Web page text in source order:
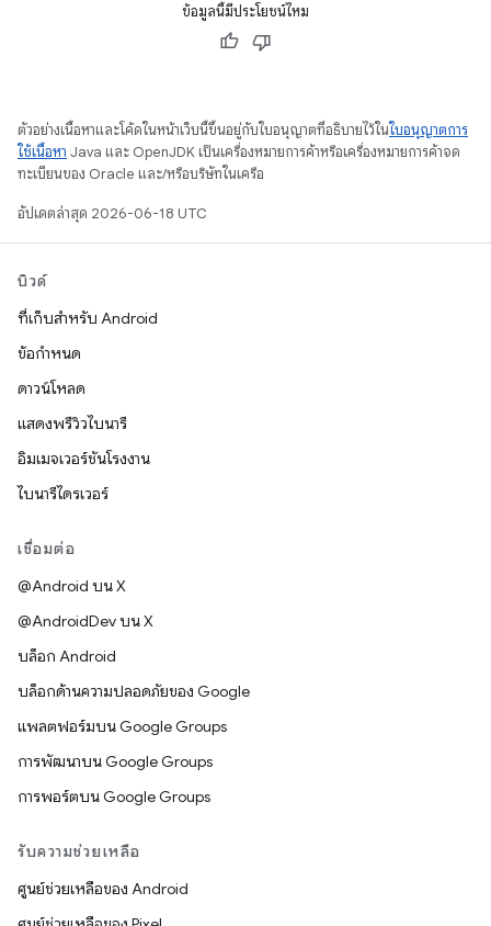
ข้อมูลนี้มีประโยชน์ไหม
ตัวอย่างเนื้อหาและโค้ดในหน้าเว็บนี้ขึ้นอยู่กับใบอนุญาตที่อธิบายไว้ในใบอนุญาตการ
ใช้เนื้อหา Java และ OpenJDK เป็นเครื่องหมายการค้าหรือเครื่องหมายการค้าจด
ทะเบียนของ Oracle และ/หรือบริษัทในเครือ
อัปเดตล่าสุด 2026-06-18 UTC
บิวด์
ที่เก็บสำหรับ Android
ข้อกำหนด
ดาวน์โหลด
แสดงพรีวิวไบนารี
อิมเมจเวอร์ชันโรงงาน
ไบนารีไดรเวอร์
เชื่อมต่อ
@Android บน X
@AndroidDev บน X
บล็อก Android
บล็อกด้านความปลอดภัยของ Google
แพลตฟอร์มบน Google Groups
การพัฒนาบน Google Groups
การพอร์ตบน Google Groups
รับความช่วยเหลือ
ศูนย์ช่วยเหลือของ Android